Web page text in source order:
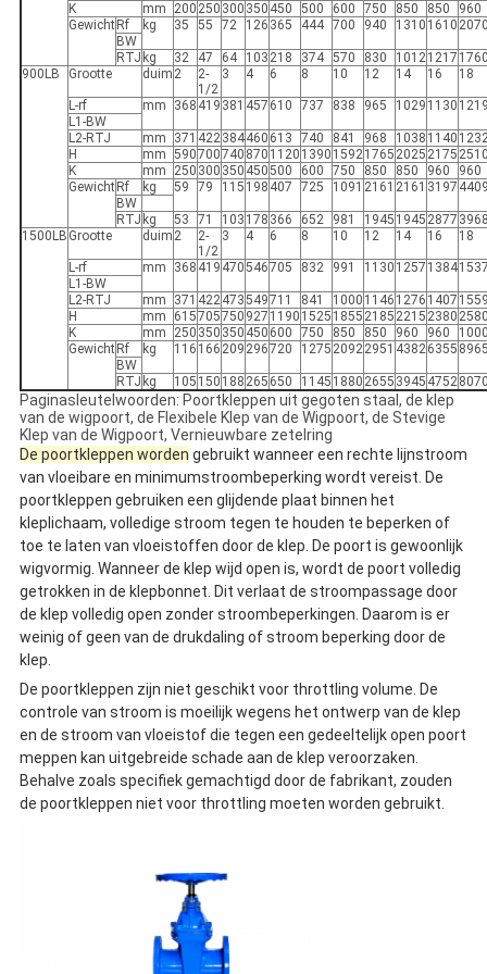
K
mm 200 250 300 350 450 500 600 750 850 850
960
Gewicht Rf kg 35 55 72 126 365 444 700 940 1310 1610
BW
RTJ kg 32 47 64 103 218 374 570 830 10121217
900LB
Grootte duim 2
2-
1/2
3 4 6 8 10 12 14 16 18
L-rf mm 368 419 381 457 610 737 838 965 1029 1130
L1-BW
L2-RTJ
mm 371 422384460 613 740 841 968 1038 1140
H
mm 590700740 870 1120 1390 15921765 2025 2175
K
mm 250 300 350 450500 600 750 850 850 960
960
Gewicht Rf kg 59 79 115 198 407 725 1091 2161 2161 3197
BW
RTJ kg 53 71 103 178 366 652 981 1945 1945 2877
1500LB Grootte duim 2
2-
1/2
3 4 6 8 10 12 14 16 18
L-rf mm 368 419 470546705 832 991 1130 1257 1384
L1-BW
L2-RTJ
mm 371 422473549711 841 1000 1146 1276 1407
H
mm 615705750 927 1190 1525 1855 2185 2215 2380
K
mm 250 350 350 450 600 750 850 850 960 960
Gewicht Rf kg 116 166 209 296720 1275 20922951 43826355
BW
RTJ kg 105 150 188 265 650 1145 1880 2655 3945 4752
Paginasleutelwoorden: Poortkleppen uit gegoten staal, de klep
van de wigpoort, de Flexibele Klep van de Wigpoort, de Stevige
Klep van de Wigpoort, Vernieuwbare zetelring
De poortkleppen worden gebruikt wanneer een rechte lijnstroom
van vloeibare en minimumstroombeperking wordt vereist. De
poortkleppen gebruiken een glijdende plaat binnen het
kleplichaam, volledige stroom tegen te houden te beperken of
toe te laten van vloeistoffen door de klep. De poort is gewoonlijk
wigvormig. Wanneer de klep wijd open is, wordt de poort volledig
getrokken in de klepbonnet. Dit verlaat de stroompassage door
de klep volledig open zonder stroombeperkingen. Daarom is er
weinig of geen van de drukdaling of stroom beperking door de
klep.
De poortkleppen zijn niet geschikt voor throttling volume. De
controle van stroom is moeilijk wegens het ontwerp van de klep
en de stroom van vloeistof die tegen een gedeeltelijk open poort
meppen kan uitgebreide schade aan de klep veroorzaken.
Behalve zoals specifiek gemachtigd door de fabrikant, zouden
de poortkleppen niet voor throttling moeten worden gebruikt.